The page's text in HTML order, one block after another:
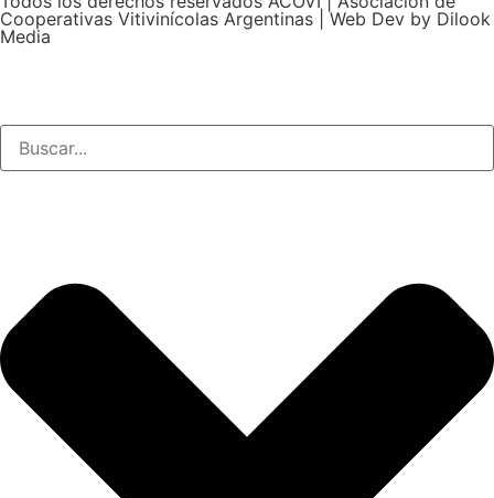
Cooperativas Vitivinícolas Argentinas | Web Dev by Dilook
Media